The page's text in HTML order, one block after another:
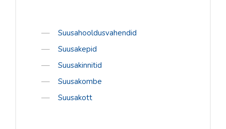
Suusahooldusvahendid
Suusakepid
Suusakinnitid
Suusakombe
Suusakott